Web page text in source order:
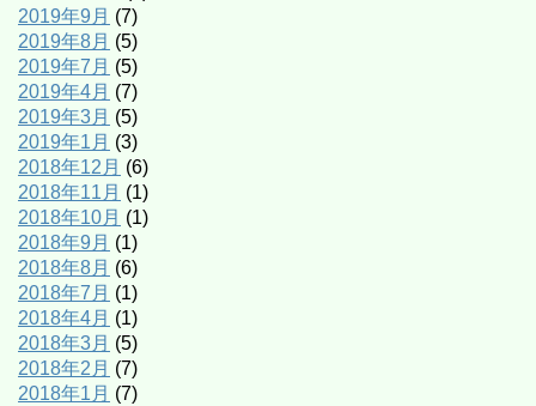
2019年9月 (7)
2019年8月 (5)
2019年7月 (5)
2019年4月 (7)
2019年3月 (5)
2019年1月 (3)
2018年12月 (6)
2018年11月 (1)
2018年10月 (1)
2018年9月 (1)
2018年8月 (6)
2018年7月 (1)
2018年4月 (1)
2018年3月 (5)
2018年2月 (7)
2018年1月 (7)